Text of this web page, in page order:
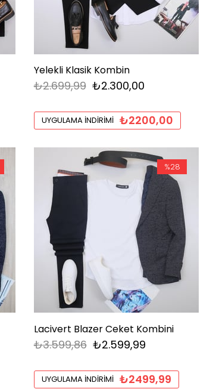
Yelekli Klasik Kombin
₺2.300,00
₺2.699,99
UYGULAMA İNDIRIMI ₺2200,00
Lacivert Blazer Ceket Kombini
₺2.599,99
₺3.599,86
UYGULAMA İNDIRIMI ₺2499,99
%28